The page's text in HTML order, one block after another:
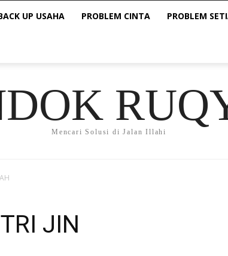
UP USAHA PROBLEM CINTA PROBLEM
Mencari Solusi di Jalan Illahi
JIN